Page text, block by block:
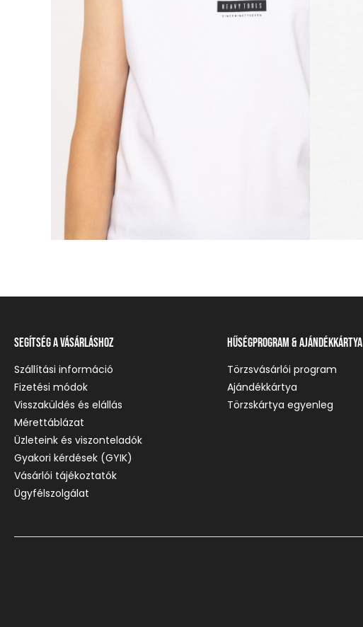
Segítség a vásárláshoz
Szállítási információ
Fizetési módok
Visszaküldés és elállás
Mérettáblázat
Üzleteink és viszonteladók
Gyakori kérdések (GYIK)
Vásárlói tájékoztatók
Ügyfélszolgálat
Hűségprogram & Ajándékkártya
Törzsvásárlói program
Ajándékkártya
Törzskártya egyenleg